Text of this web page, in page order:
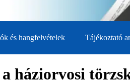
és hangfelvételek Tájékoztató
háziorvosi